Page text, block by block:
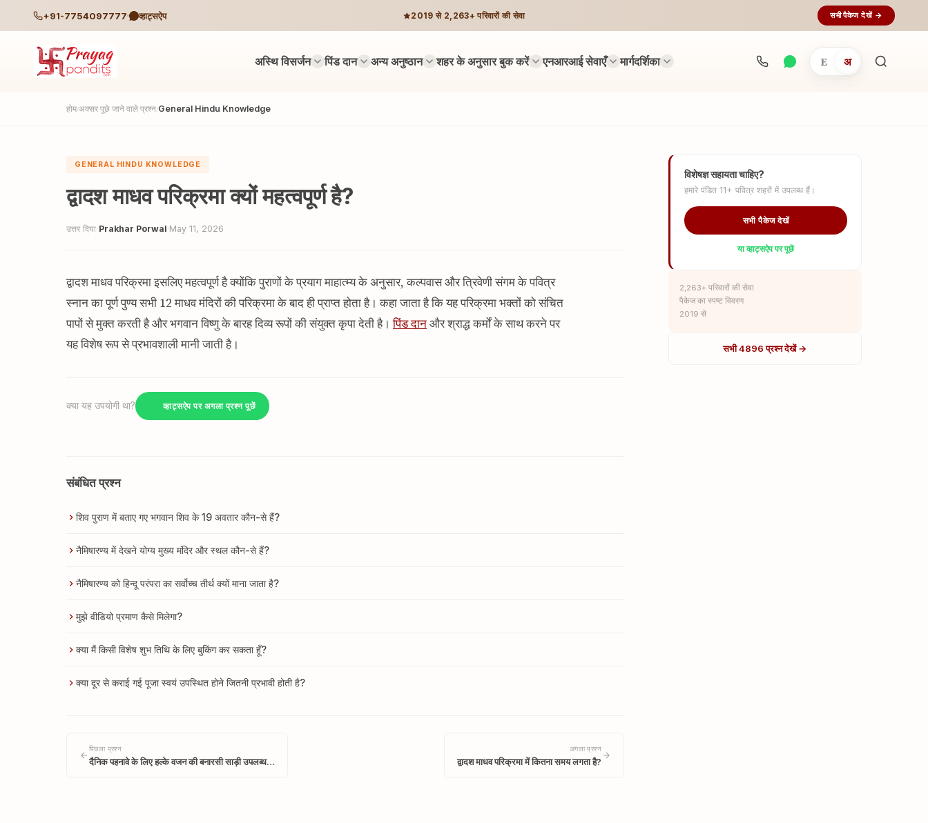
+91-7754097777 व्हाट्सऐप 2019 से 2,263+ परिवारों की सेवा सभी पैकेज देखें →
अस्थि विसर्जन पिंड दान अन्य अनुष्ठान शहर के अनुसार बुक करें एनआरआई सेवाएँ मार्गदर्शिका E अ
अनुष्ठान
होम/अक्सर पूछे जाने वाले प्रश्न/General Hindu Knowledge
GENERAL HINDU KNOWLEDGE
द्वादश माधव परिक्रमा क्यों महत्वपूर्ण है?
उत्तर दिया Prakhar Porwal·May 11, 2026
द्वादश माधव परिक्रमा इसलिए महत्वपूर्ण है क्योंकि पुराणों के प्रयाग माहात्म्य के अनुसार, कल्पवास और त्रिवेणी संगम के पवित्र
स्नान का पूर्ण पुण्य सभी 12 माधव मंदिरों की परिक्रमा के बाद ही प्राप्त होता है। कहा जाता है कि यह परिक्रमा भक्तों को संचित
पापों से मुक्त करती है और भगवान विष्णु के बारह दिव्य रूपों की संयुक्त कृपा देती है।पिंड दानऔर श्राद्ध कर्मों के साथ करने पर
यह विशेष रूप से प्रभावशाली मानी जाती है।
क्या यह उपयोगी था? व्हाट्सऐप पर अगला प्रश्न पूछें
संबंधित प्रश्न
शिव पुराण में बताए गए भगवान शिव के 19 अवतार कौन-से हैं?
नैमिषारण्य में देखने योग्य मुख्य मंदिर और स्थल कौन-से हैं?
नैमिषारण्य को हिन्दू परंपरा का सर्वोच्च तीर्थ क्यों माना जाता है?
मुझे वीडियो प्रमाण कैसे मिलेगा?
क्या मैं किसी विशेष शुभ तिथि के लिए बुकिंग कर सकता हूँ?
क्या दूर से कराई गई पूजा स्वयं उपस्थित होने जितनी प्रभावी होती है?
पिछला प्रश्न
दैनिक पहनावे के लिए हल्के वजन की बनारसी साड़ी उपलब्ध…
अगला प्रश्न
द्वादश माधव परिक्रमा में कितना समय लगता है?
विशेषज्ञ सहायता चाहिए?
हमारे पंडित 11+ पवित्र शहरों में उपलब्ध हैं।
सभी पैकेज देखें
या व्हाट्सऐप पर पूछें
2,263+ परिवारों की सेवा
पैकेज का स्पष्ट विवरण
2019 से
सभी 4896 प्रश्न देखें →